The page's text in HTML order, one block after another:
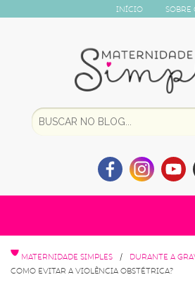
Início Sobre
MATERNIDADE SIMPLES
DURANTE A
COMO EVITAR A VIOLÊNCIA OBSTÉTRICA?